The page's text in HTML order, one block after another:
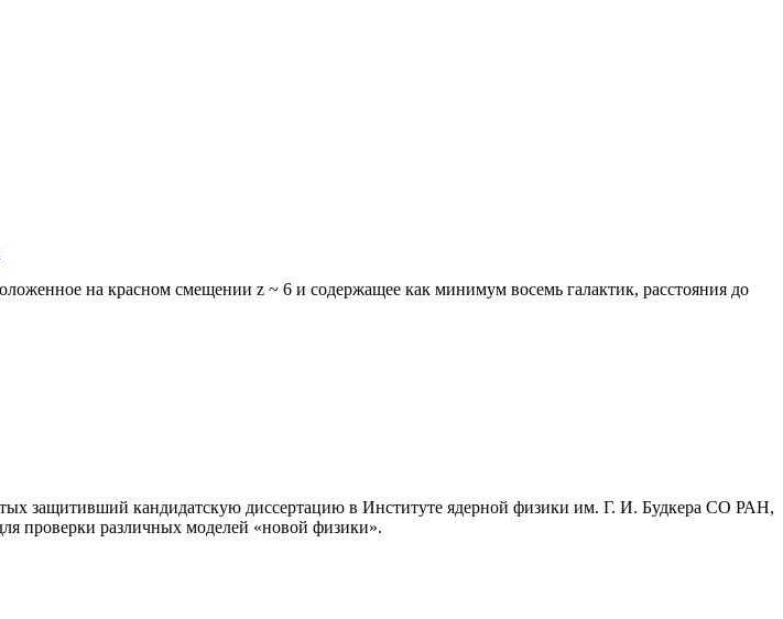
на красном смещении z ~ 6 и содержащее как минимум восемь галактик, расстояния до
защитивший кандидатскую диссертацию в Институте ядерной физики им. Г. И. Будкера СО РАН,
проверки различных моделей «новой физики».